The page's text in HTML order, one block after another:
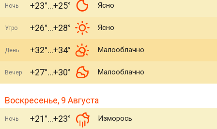
Ночь +23° +25° Ясно
Утро +26° +28° Ясно
День +32° +34° Малооблачно
Вечер +27° +30° Малооблачно
Воскресенье, 9 Августа
Ночь +21° +23° Изморось